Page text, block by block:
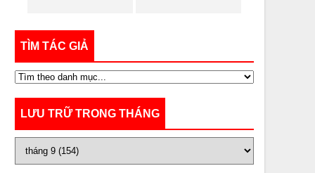
TÌM TÁC GIẢ
LƯU TRỮ TRONG THÁNG